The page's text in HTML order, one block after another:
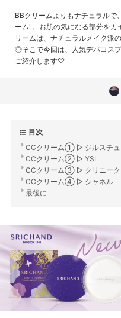
BBクリームよりもナチュラルで
ーム"。お肌の気になる部分をカ
リームは、ナチュラルメイク派
◎そこで今回は、人気デパコス
ご紹介します♡
目次
CCクリーム① ▷ ジルスチュ
CCクリーム② ▷ YSL
CCクリーム③ ▷ クリニーク
CCクリーム④ ▷ シャネル
最後に